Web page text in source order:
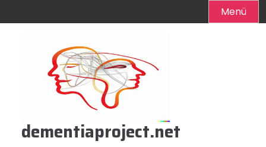
Menü
dementiaproject.net